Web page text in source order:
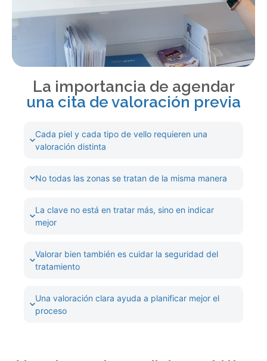
La importancia de agendar
una cita de valoración previa
Cada piel y cada tipo de vello requieren una
valoración distinta
No todas las zonas se tratan de la misma manera
La clave no está en tratar más, sino en indicar
mejor
Valorar bien también es cuidar la seguridad del
tratamiento
Una valoración clara ayuda a planificar mejor el
proceso